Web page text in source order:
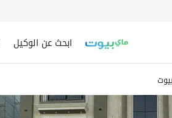
ابحث عن الوكيل